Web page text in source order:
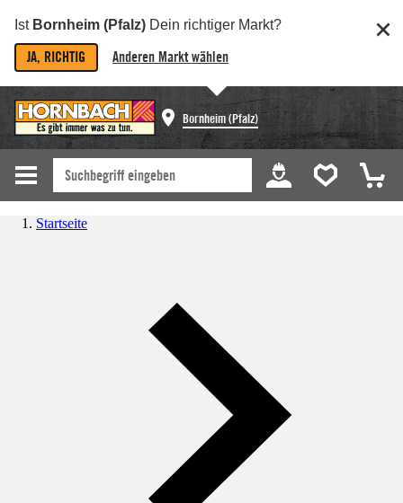
Ist Bornheim (Pfalz) Dein richtiger Markt?
JA, RICHTIG Anderen Markt wählen
Bornheim (Pfalz)
Startseite